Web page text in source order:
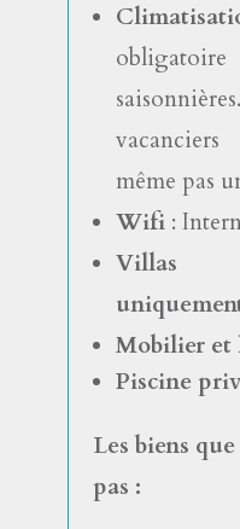
même pas
Wifi :
Villas
Mobilier et
Piscine
Les biens
pas :